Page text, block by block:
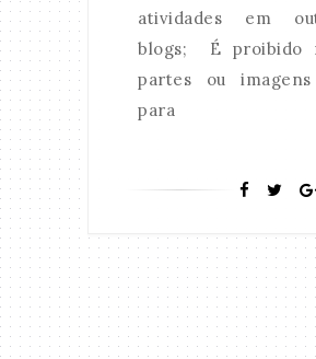
atividades em
blogs; É proibido
partes ou
para